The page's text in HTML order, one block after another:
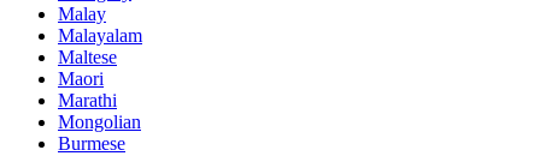
Malay
Malayalam
Maltese
Maori
Marathi
Mongolian
Burmese